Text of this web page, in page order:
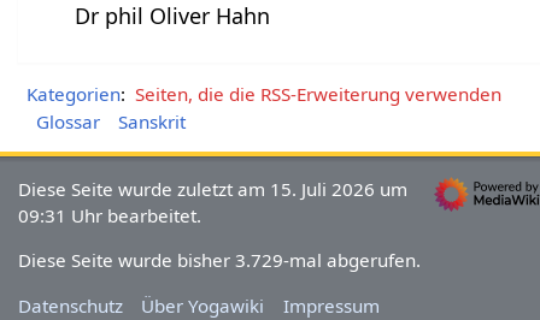
Dr phil Oliver Hahn
Kategorien: Seiten, die die RSS-Erweiterung verwenden
Glossar
Sanskrit
Diese Seite wurde zuletzt am 15. Juli 2026 um
09:31 Uhr bearbeitet.
Diese Seite wurde bisher 3.729-mal abgerufen.
Datenschutz
Über Yogawiki Impressum